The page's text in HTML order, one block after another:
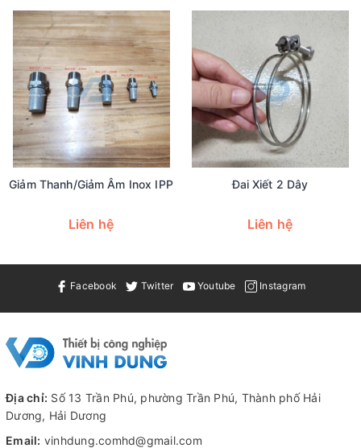
Giảm Thanh/giảm Âm Inox IPP
Liên hệ
Đai Xiết 2 Dây
Liên hệ
Facebook Twitter Youtube Instagram
Địa chỉ: Số 13 Trần Phú, phường Trần Phú, Thành phố Hải
Dương, Hải Dương
Email: vinhdung.comhd@gmail.com